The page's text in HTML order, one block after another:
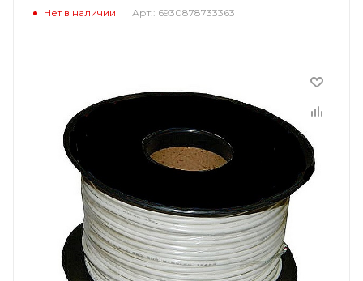
Нет в наличии Арт.: 6930878733363